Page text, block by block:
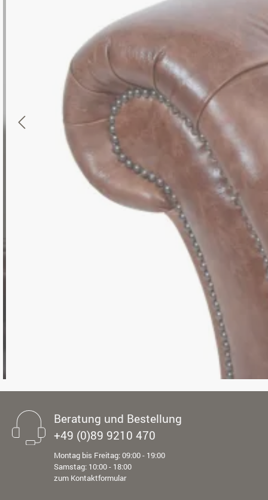
Beratung und Bestellung
+49 (0)89 9210 470
Montag bis Freitag: 09:00 - 19:00
Samstag: 10:00 - 18:00
zum Kontaktformular